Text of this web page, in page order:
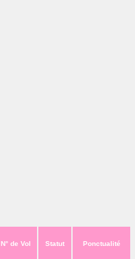
N° de Vol Statut Ponctualité